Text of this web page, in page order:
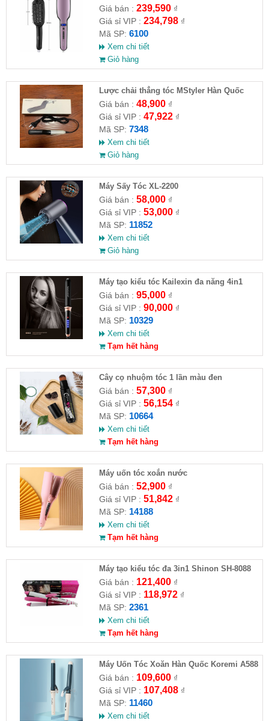
Giá bán : 239,590₫
Giá sỉ VIP : 234,798₫
Mã SP: 6100
Xem chi tiết
Giỏ hàng
Lược chải thẳng tóc MStyler Hàn Quốc
Giá bán : 48,900₫
Giá sỉ VIP : 47,922₫
Mã SP: 7348
Xem chi tiết
Giỏ hàng
Máy Sấy Tóc XL-2200
Giá bán : 58,000₫
Giá sỉ VIP : 53,000₫
Mã SP: 11852
Xem chi tiết
Giỏ hàng
Máy tạo kiểu tóc Kailexin đa năng 4in1
Giá bán : 95,000₫
Giá sỉ VIP : 90,000₫
Mã SP: 10329
Xem chi tiết
Tạm hết hàng
Cây cọ nhuộm tóc 1 lần màu đen
Giá bán : 57,300₫
Giá sỉ VIP : 56,154₫
Mã SP: 10664
Xem chi tiết
Tạm hết hàng
Máy uốn tóc xoắn nước
Giá bán : 52,900₫
Giá sỉ VIP : 51,842₫
Mã SP: 14188
Xem chi tiết
Tạm hết hàng
Máy tạo kiểu tóc đa 3in1 Shinon SH-8088
Giá bán : 121,400₫
Giá sỉ VIP : 118,972₫
Mã SP: 2361
Xem chi tiết
Tạm hết hàng
Máy Uốn Tóc Xoăn Hàn Quốc Koremi A588
Giá bán : 109,600₫
Giá sỉ VIP : 107,408₫
Mã SP: 11460
Xem chi tiết